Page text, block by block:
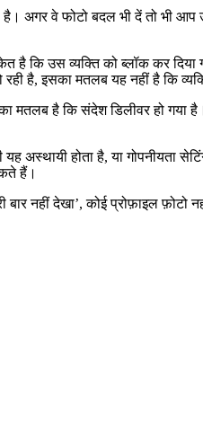
अगर वे फोटो बदल भी दें तो भी
है कि उस व्यक्ति को ब्लॉक कर
है, इसका मतलब यह नहीं है कि
है कि संदेश डिलीवर हो गया
अस्थायी होता है, या गोपनीयता
हैं।
नहीं देखा’, कोई प्रोफ़ाइल